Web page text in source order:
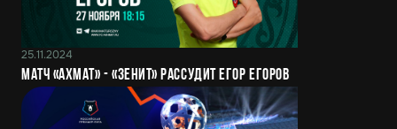
25.11.2024
Матч «Ахмат» - «Зенит» рассудит Егор Егоров